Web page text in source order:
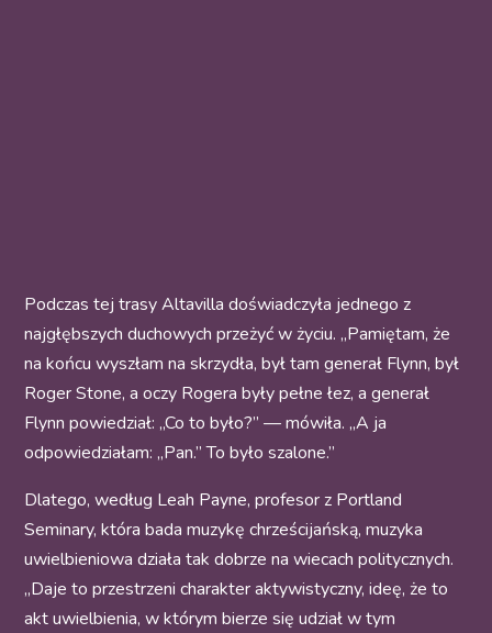
Podczas tej trasy Altavilla doświadczyła jednego z
najgłębszych duchowych przeżyć w życiu. „Pamiętam, że
na końcu wyszłam na skrzydła, był tam generał Flynn, był
Roger Stone, a oczy Rogera były pełne łez, a generał
Flynn powiedział: „Co to było?” — mówiła. „A ja
odpowiedziałam: „Pan.” To było szalone.”
Dlatego, według Leah Payne, profesor z Portland
Seminary, która bada muzykę chrześcijańską, muzyka
uwielbieniowa działa tak dobrze na wiecach politycznych.
„Daje to przestrzeni charakter aktywistyczny, ideę, że to
akt uwielbienia, w którym bierze się udział w tym